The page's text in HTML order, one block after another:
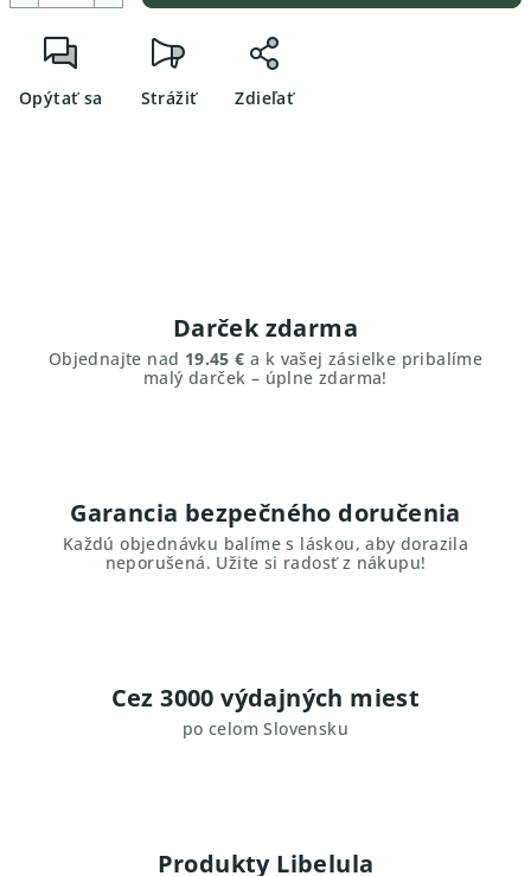
Opýtať sa Strážiť Zdieľať
Darček zdarma
Objednajte nad 19.45 € a k vašej zásielke pribalíme
malý darček – úplne zdarma!
Garancia bezpečného doručenia
Každú objednávku balíme s láskou, aby dorazila
neporušená. Užite si radosť z nákupu!
Cez 3000 výdajných miest
po celom Slovensku
Produkty Libelula